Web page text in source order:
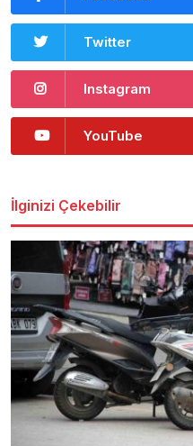
Twitter
Instagram
YouTube
İlginizi Çekebilir